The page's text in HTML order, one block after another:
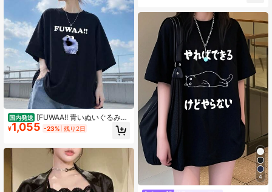
国内発送 [FUWAA!! 青いぬいぐるみ柄
コットン半袖Tシャツ] 「​​FUWAA!!」
の文字をアクセントに効かせたユニ
ザインが特徴で、楽しく遊び心あふ
れるスタイルを演出します。
¥1,055 -23% 残り2日
4